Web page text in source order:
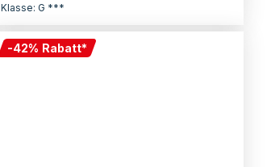
Klasse: G ***
-42% Rabatt*